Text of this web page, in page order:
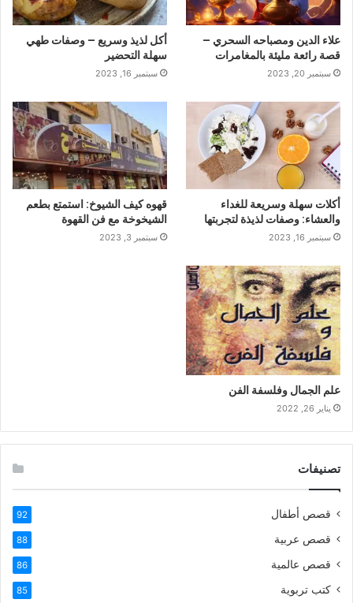
علاء الدين ومصباحه السحري –
قصة رائعة مليئة بالمغامرات
سبتمبر 20, 2023
أكل لذيذ وسريع – وصفات طهي
سهلة التحضير
سبتمبر 16, 2023
أكلات سهلة وسريعة للغداء
والعشاء: وصفات لذيذة لتجربتها
سبتمبر 16, 2023
قهوه كيف الشيوخ: استمتع بطعم
الشيخوخة مع فن القهوة
سبتمبر 3, 2023
علم الجمال وفلسفة الفن
يناير 26, 2022
تصنيفات
قصص أطفال 92
قصص عربية 88
قصص عالمية 86
كتب تربوية 85